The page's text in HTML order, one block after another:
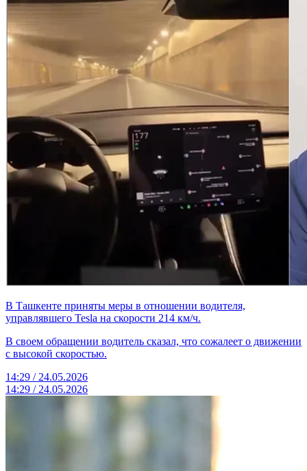
В Ташкенте приняты меры в отношении водителя,
управлявшего Tesla на скорости 214 км/ч.
В своем обращении водитель сказал, что сожалеет о движении
с высокой скоростью.
14:29 / 24.05.2026
14:29 / 24.05.2026